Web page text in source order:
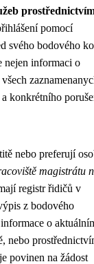
pomocí
svého bodového
nejen informaci o
konkrétního
nebo preferují
magistrátu
registr řidičů v
z bodového
o
nebo
povinen na žádost